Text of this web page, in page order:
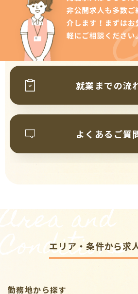
就業までの流
よくあるご質
Area and
Conditions
エリア・条件から求
勤務地から探す